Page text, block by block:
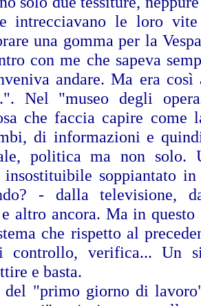
intrecciavano le loro
una gomma per la
con me che sapeva
andare. Ma era
Nel "museo degli
che faccia capire come
di informazioni e
politica ma non solo.
soppiantato
- dalla televisione,
altro ancora. Ma in questo
che rispetto al
controllo, verifica... Un
e basta.
del "primo giorno di